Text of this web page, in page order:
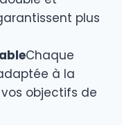
plus
Chaque
à la
objectifs de